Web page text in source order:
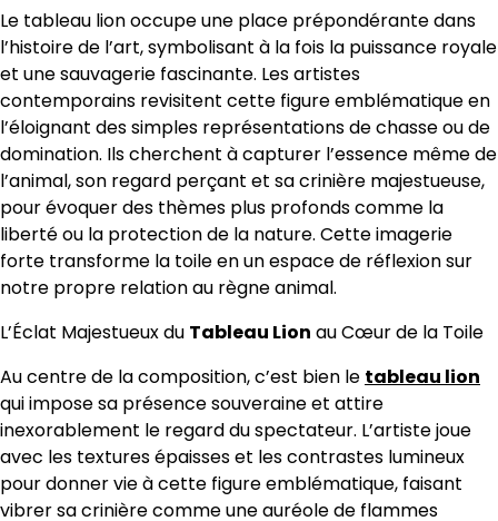
Le tableau lion occupe une place prépondérante dans
l’histoire de l’art, symbolisant à la fois la puissance royale
et une sauvagerie fascinante. Les artistes
contemporains revisitent cette figure emblématique en
l’éloignant des simples représentations de chasse ou de
domination. Ils cherchent à capturer l’essence même de
l’animal, son regard perçant et sa crinière majestueuse,
pour évoquer des thèmes plus profonds comme la
liberté ou la protection de la nature. Cette imagerie
forte transforme la toile en un espace de réflexion sur
notre propre relation au règne animal.
L’Éclat Majestueux du Tableau Lion au Cœur de la Toile
Au centre de la composition, c’est bien le tableau lion
qui impose sa présence souveraine et attire
inexorablement le regard du spectateur. L’artiste joue
avec les textures épaisses et les contrastes lumineux
pour donner vie à cette figure emblématique, faisant
vibrer sa crinière comme une auréole de flammes